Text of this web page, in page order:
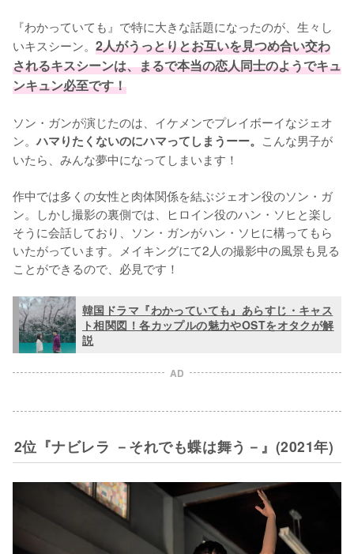
『わかっていても』で特に大きな話題になったのが、生々し
いキスシーン。 2人がうっとりとお互いを見つめ合い交わ
されるキスシーンは、まるで本当の恋人同士のようでキュ
ンキュン必至です！
ソン・ガンが演じたのは、イケメンでプレイボーイなジェオ
ン。ハマりたくないのにハマってしまうーー。 こんな男子が
いたら、みんな夢中になってしまいます！
作中では多くの女性と肉体関係を結ぶジェオン役のソン・ガ
ン。しかし撮影の裏側では、ヒロイン役のハン・ソヒと楽し
そうに会話しており、ソン・ガンがハン・ソヒに構ってもら
いたがっています。メイキングにて2人の撮影中の風景も見る
ことができるので、必見です！
韓国ドラマ『わかっていても』あらすじ・キャス
ト相関図！各カップルの魅力やOSTをオタクが解
説
AD
2位『ナビレラ －それでも蝶は舞う－』(2021年)